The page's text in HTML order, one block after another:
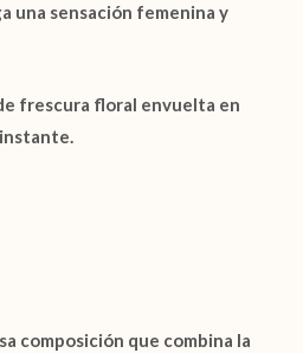
una sensación femenina y
frescura floral envuelta en
composición que combina la